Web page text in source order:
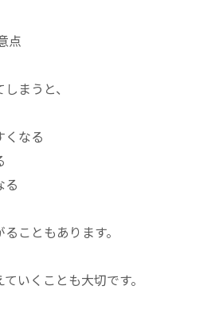
点
まうと、
くなる
る
こともあります。
いくことも大切です。